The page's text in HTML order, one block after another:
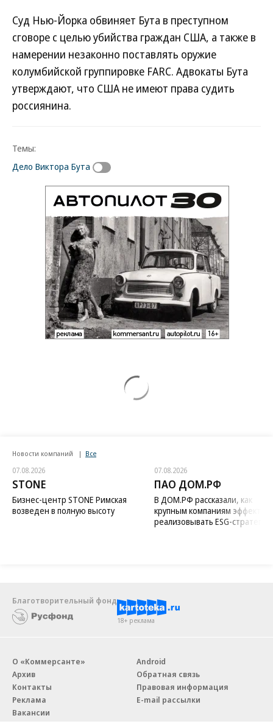
Суд Нью-Йорка обвиняет Бута в преступном
сговоре с целью убийства граждан США, а также в
намерении незаконно поставлять оружие
колумбийской группировке FARC. Адвокаты Бута
утверждают, что США не имеют права судить
россиянина.
Темы:
Дело Виктора Бута
Новости компаний Все
07.08.2026
STONE
Бизнес-центр STONE Римская
возведен в полную высоту
07.08.2026
ПАО ДОМ.РФ
В ДОМ.РФ рассказали, как
крупным компаниям
реализовывать ESG-стратегию
Благотворительный фонд
18+ реклама
О «Коммерсанте»
Архив
Контакты
Реклама
Вакансии
Android
Обратная связь
Правовая информация
E-mail рассылки